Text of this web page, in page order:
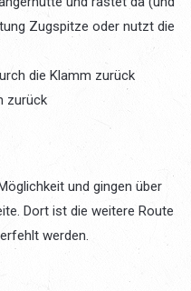
Zugspitze oder nutzt die
die Klamm zurück
zurück
und gingen über
Dort ist die weitere Route
werden.